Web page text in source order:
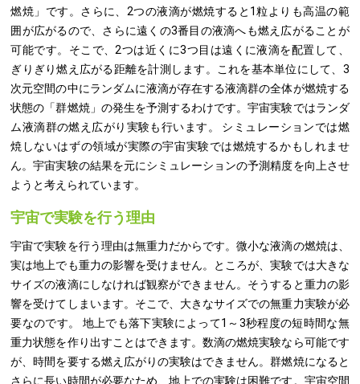
燃焼」です。さらに、2つの液滴が燃焼すると1粒よりも高温の範
囲が広がるので、さらに遠くの3番目の液滴へも燃え広がることが
可能です。そこで、2つは近くに3つ目は遠くに液滴を配置して、
ぎりぎり燃え広がる距離を計測します。これを基本単位にして、3
次元空間の中にランダムに液滴が存在する液滴群の全体が燃焼する
状態の「群燃焼」の発生を予測するわけです。宇宙実験ではランダ
ム液滴群の燃え広がり実験も行います。 シミュレーションでは燃
焼しないはずの領域が実際の宇宙実験では燃焼するかもしれませ
ん。宇宙実験の結果を元にシミュレーションの予測精度を向上させ
ようと考えられています。
宇宙で実験を行う理由
宇宙で実験を行う理由は無重力だからです。微小な液滴の燃焼は、
実は地上でも重力の影響を受けません。ところが、実験では大きな
サイズの液滴にしなければ観察ができません。そうすると重力の影
響を受けてしまいます。そこで、大きなサイズでの無重力実験が必
要なのです。 地上でも落下実験によって1～3秒程度の短時間な無
重力状態を作り出すことはできます。数滴の燃焼実験なら可能です
が、時間を要する燃え広がりの実験はできません。群燃焼になると
さらに長い時間が必要なため、地上での実験は困難です。宇宙空間